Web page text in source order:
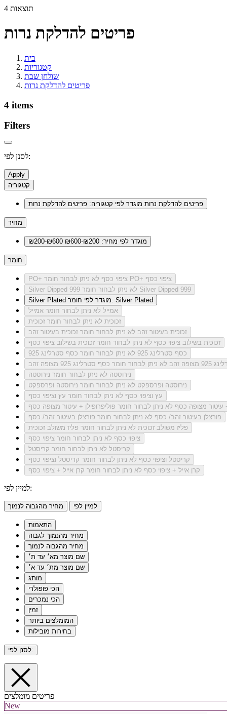
4 תוצאות
פריטים להדלקת נרות
בית
קטגוריות
שולחן שבת
פריטים להדלקת נרות
4 items
Filters
לסנן לפי:
Apply
קטגוריה
פריטים להדלקת נרות מוגדר לפי קטגוריה: פריטים להדלקת נרות
מחיר
₪200-₪600 מוגדר לפי מחיר: ₪200-₪600
חומר
PO+ ציפוי כסף
לא ניתן לבחור חומר PO+ ציפוי כסף
Silver Dipped 999
לא ניתן לבחור חומר Silver Dipped 999
Silver Plated
מוגדר לפי חומר: Silver Plated
אמייל לא ניתן לבחור חומר אמייל
זכוכית לא ניתן לבחור חומר זכוכית
זכוכית בעיטור זהב לא ניתן לבחור חומר זכוכית בעיטור זהב
זכוכית בשילוב ציפוי כסף לא ניתן לבחור חומר זכוכית בשילוב ציפוי כסף
כסף סטרלינג 925
לא ניתן לבחור חומר כסף סטרלינג 925
זהב
לא ניתן לבחור חומר כסף סטרלינג 925 מצופה זהב
נירוסטה לא ניתן לבחור חומר נירוסטה
נירוסטה ופרספקט לא ניתן לבחור חומר נירוסטה ופרספקט
עץ וציפוי כסף לא ניתן לבחור חומר עץ וציפוי כסף
עיטור מצופה כסף לא ניתן לבחור חומר פוליפרופילן + עיטור מצופה כסף
פורצלן בעיטור זהב/ כסף לא ניתן לבחור חומר פורצלן בעיטור זהב/ כסף
פליז משולב זכוכית לא ניתן לבחור חומר פליז משולב זכוכית
ציפוי כסף לא ניתן לבחור חומר ציפוי כסף
קריסטל לא ניתן לבחור חומר קריסטל
קריסטל וציפוי כסף לא ניתן לבחור חומר קריסטל וציפוי כסף
קרן אייל + ציפוי כסף לא ניתן לבחור חומר קרן אייל + ציפוי כסף
למיין לפי:
מחיר מהגבוה לנמוך למיין לפי
התאמות
מחיר מהנמוך לגבוה
מחיר מהגבוה לנמוך
שם מוצר מא׳ עד ת׳
שם מוצר מת׳ עד א׳
מותג
הכי פופולרי
הכי נמכרים
זמין
המומלצים ביותר
בחירות מובילות
לסנן לפי:
פריטים מומלצים
New